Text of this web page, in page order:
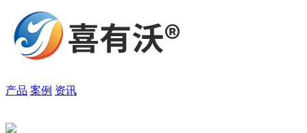
产品 案例 资讯